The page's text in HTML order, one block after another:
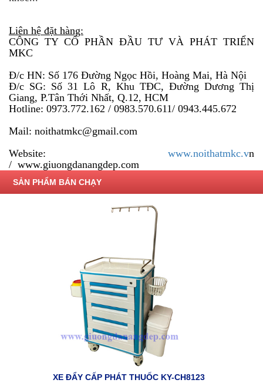
Liên hệ đặt hàng:
CÔNG TY CỔ PHẦN ĐẦU TƯ VÀ PHÁT TRIỂN
MKC
Đ/c HN: Số 176 Đường Ngọc Hồi, Hoàng Mai, Hà Nội
Đ/c SG: Số 31 Lô R, Khu TĐC, Đường Dương Thị
Giang, P.Tân Thới Nhất, Q.12, HCM
Hotline: 0973.772.162 / 0983.570.611/ 0943.445.672
Mail: noithatmkc@gmail.com
Website: www.noithatmkc.vn
/ www.giuongdanangdep.com
SẢN PHẨM BÁN CHẠY
XE ĐẨY CẤP PHÁT THUỐC KY-CH8123